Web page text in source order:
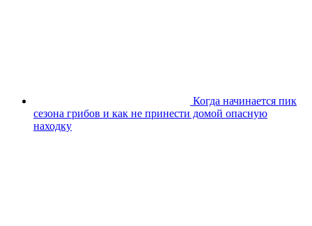
Когда начинается пик
сезона грибов и как не принести домой опасную
находку